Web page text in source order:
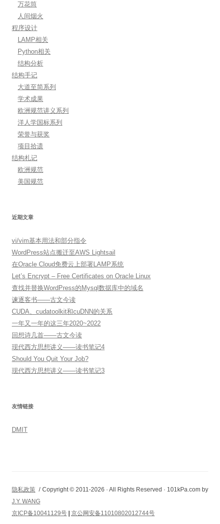
万花筒
人间烟火
程序设计
LAMP相关
Python相关
结构分析
结构手记
大道至简系列
学术成果
欧洲规范讲义系列
洋人学国标系列
荣誉与获奖
项目拾遗
结构札记
欧洲规范
美国规范
近期文章
vi/vim基本用法和部分指令
WordPress站点搬迁至AWS Lightsail
在Oracle Cloud免费云上部署LAMP系统
Let’s Encrypt – Free Certificates on Oracle Linux
查找并替换WordPress的Mysql数据库中的域名
谏逐客书——古文今读
CUDA、cudatoolkit和cuDNN的关系
一年又一年的这三年2020~2022
回想诗几首——古文今读
现代西方思想讲义——读书笔记4
Should You Quit Your Job?
现代西方思想讲义——读书笔记3
友情链接
DMIT
隐私政策
Copyright © 2011-2026 · All Rights Reserved · 101kPa.com by
J.Y. WANG
京ICP备10041129号
京公网安备11010802012744号